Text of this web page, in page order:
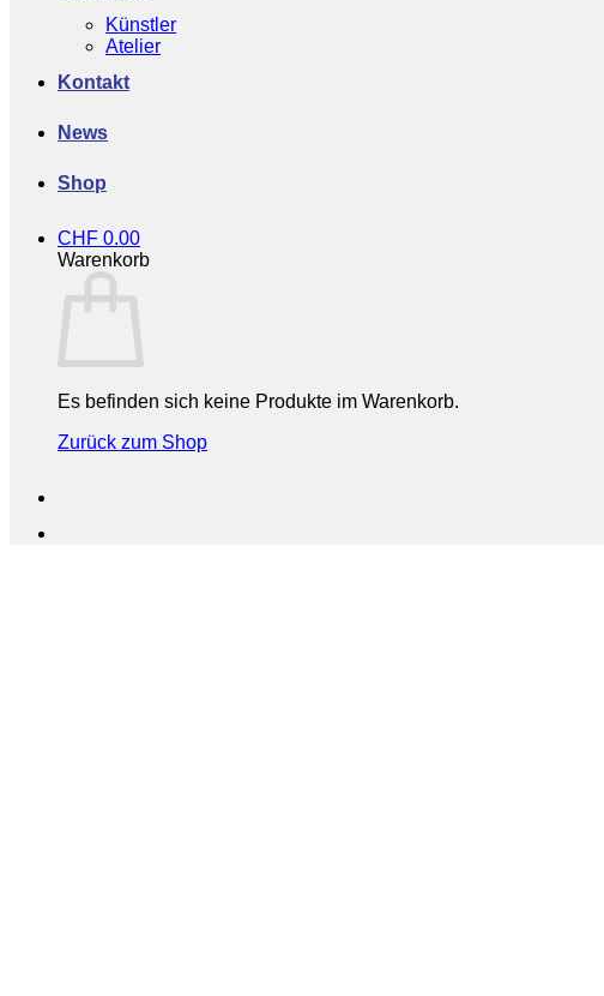
Künstler
Atelier
Kontakt
News
Shop
CHF 0.00
Warenkorb
Es befinden sich keine Produkte im Warenkorb.
Zurück zum Shop